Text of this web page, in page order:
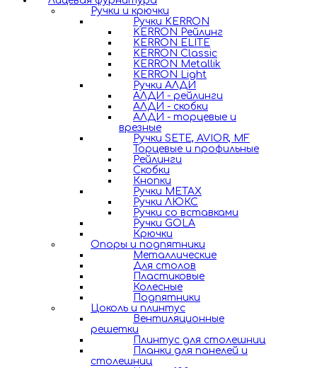
Ручки и крючки
Ручки KERRON
KERRON Рейлинг
KERRON ELITE
KERRON Classic
KERRON Metallik
KERRON Light
Ручки АЛДИ
АЛДИ - рейлинги
АЛДИ - скобки
АЛДИ - торцевые и
врезные
Ручки SETE, AVIOR, MF
Торцевые и профильные
Рейлинги
Скобки
Кнопки
Ручки METAX
Ручки ЛЮКС
Ручки со вставками
Ручки GOLA
Крючки
Опоры и подпятники
Металлические
Для столов
Пластиковые
Колесные
Подпятники
Цоколь и плинтус
Вентиляционные
решетки
Плинтус для столешниц
Планки для панелей и
столешниц